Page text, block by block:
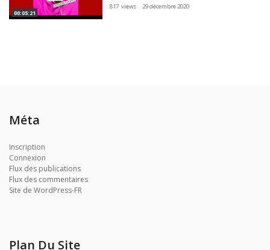
00:05:21
817 views
29 décembre 2020
Méta
Inscription
Connexion
Flux des publications
Flux des commentaires
Site de WordPress-FR
Plan Du Site